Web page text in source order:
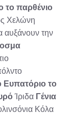
το παρθένιο
Χελώνη
αυξάνουν την
Ευπατόριο το
Ίριδα Γένια
Κόλα